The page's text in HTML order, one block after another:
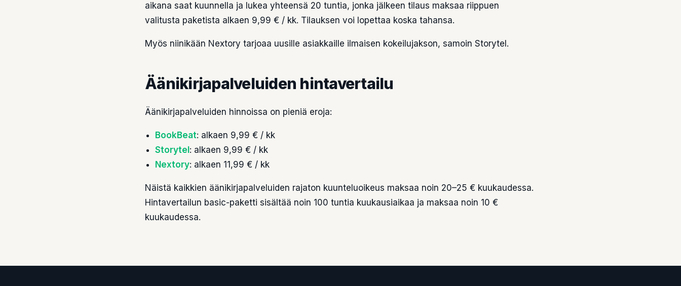
aikana saat kuunnella ja lukea yhteensä 20 tuntia, jonka jälkeen tilaus maksaa riippuen
valitusta paketista alkaen 9,99 € / kk. Tilauksen voi lopettaa koska tahansa.
Myös niinikään Nextory tarjoaa uusille asiakkaille ilmaisen kokeilujakson, samoin Storytel.
Äänikirjapalveluiden hintavertailu
Äänikirjapalveluiden hinnoissa on pieniä eroja:
BookBeat: alkaen 9,99 € / kk
Storytel : alkaen 9,99 € / kk
Nextory: alkaen 11,99 € / kk
Näistä kaikkien äänikirjapalveluiden rajaton kuunteluoikeus maksaa noin 20–25 € kuukaudessa.
Hintavertailun basic-paketti sisältää noin 100 tuntia kuukausiaikaa ja maksaa noin 10 €
kuukaudessa.